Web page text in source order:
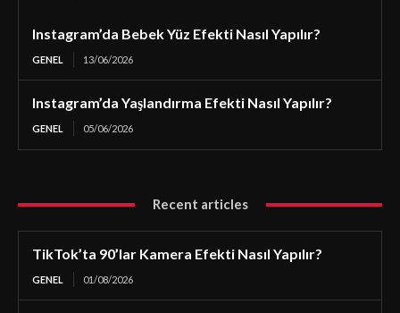
Instagram’da Bebek Yüz Efekti Nasıl Yapılır?
GENEL 13/06/2026
Instagram’da Yaşlandırma Efekti Nasıl Yapılır?
GENEL 05/06/2026
Recent articles
TikTok’ta 90’lar Kamera Efekti Nasıl Yapılır?
GENEL 01/08/2026